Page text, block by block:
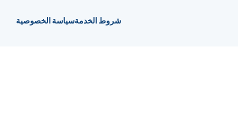
شروط الخدمةسياسة الخصوصية